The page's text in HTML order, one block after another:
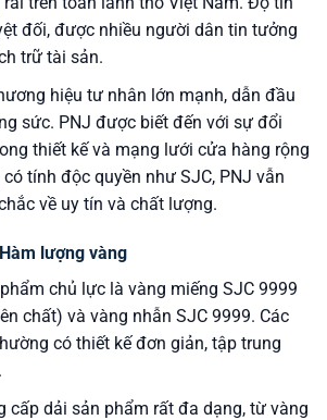
đối, được nhiều người dân tin tưởng
trữ tài sản.
hiệu tư nhân lớn mạnh, dẫn đầu
sức. PNJ được biết đến với sự đổi
thiết kế và mạng lưới cửa hàng rộng
tính độc quyền như SJC, PNJ vẫn
về uy tín và chất lượng.
lượng vàng
chủ lực là vàng miếng SJC 9999
chất) và vàng nhẫn SJC 9999. Các
có thiết kế đơn giản, tập trung
cấp dải sản phẩm rất đa dạng, từ vàng